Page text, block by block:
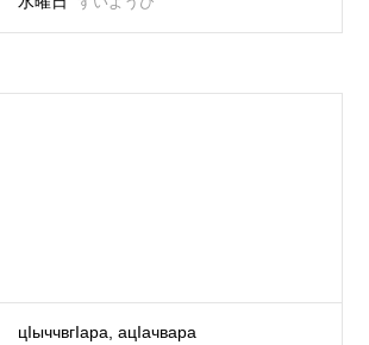
цIыччвгIара, ацIачвара